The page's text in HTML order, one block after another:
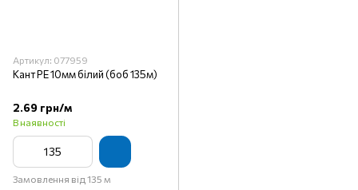
Артикул: 077959
Кант PE 10мм білий (боб 135м)
2.69 грн/м
В наявності
Замовлення від 135 м